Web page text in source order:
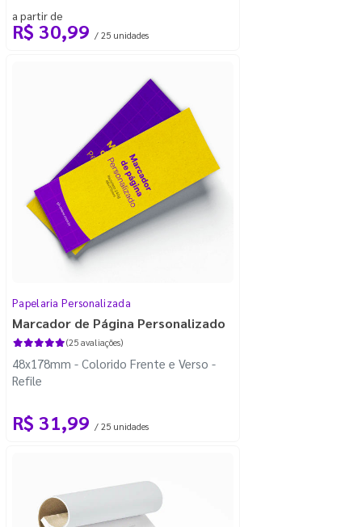
a partir de
R$ 30,99 / 25 unidades
Papelaria Personalizada
Marcador de Página Personalizado
(25 avaliações)
48x178mm - Colorido Frente e Verso -
Refile
R$ 31,99 / 25 unidades